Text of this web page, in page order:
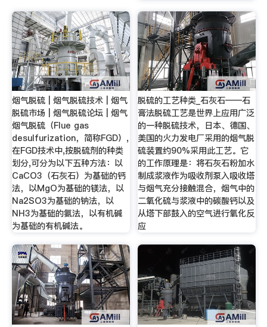
烟气脱硫 | 烟气脱硫技术 | 烟气
脱硫市场 | 烟气脱硫论坛 | 烟气
烟气脱硫（Flue gas
desulfurization，简称FGD）,
在FGD技术中,按脱硫剂的种类
划分,可分为以下五种方法：以
CaCO3（石灰石）为基础的钙
法，以MgO为基础的镁法，以
Na2SO3为基础的钠法，以
NH3为基础的氨法，以有机碱
为基础的有机碱法。
脱硫的工艺种类_石灰石——石
膏法脱硫工艺是世界上应用广泛
的一种脱硫技术，日本、德国、
美国的火力发电厂采用的烟气脱
硫装置约90%采用此工艺。它
的工作原理是：将石灰石粉加水
制成浆液作为吸收剂泵入吸收塔
与烟气充分接触混合，烟气中的
二氧化硫与浆液中的碳酸钙以及
从塔下部鼓入的空气进行氧化反
应